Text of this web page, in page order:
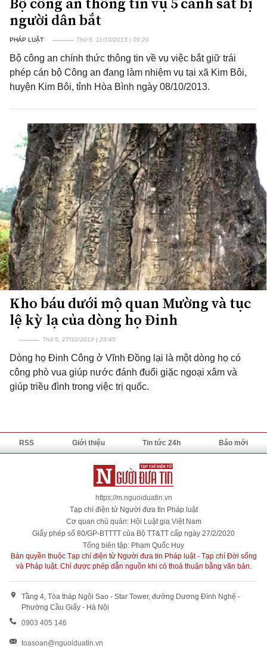
người dân bắt
PHÁP LUẬT Thứ 6, 11/10/2013 | 09:29
Bộ công an chính thức thông tin về vụ việc bắt giữ trái
phép cán bộ Công an đang làm nhiệm vụ tại xã Kim Bôi,
huyện Kim Bôi, tỉnh Hòa Bình ngày 08/10/2013.
Kho báu dưới mộ quan Mường và tục
lệ kỳ lạ của dòng họ Đinh
Thứ 5, 27/12/2012 | 23:45
Dòng họ Đinh Công ở Vĩnh Đồng lại là một dòng họ có
công phò vua giúp nước đánh đuổi giặc ngoại xâm và
giúp triều đình trong việc trị quốc.
RSS Giới thiệu Tin tức 24h Báo mới
https://m.nguoiduatin.vn
Tạp chí điện tử Người đưa tin Pháp luật
Cơ quan chủ quản: Hội Luật gia Việt Nam
Giấy phép số 80/GP-BTTTT của Bộ TT&TT cấp ngày 27/2/2020
Tổng biên tập: Phạm Quốc Huy
Bản quyền thuộc Tạp chí điện tử Người đưa tin Pháp luật - Tạp chí Đời sống
và Pháp luật. Chỉ được phép dẫn nguồn khi có thoả thuận bằng văn bản.
Tầng 4, Tòa tháp Ngôi Sao - Star Tower, đường Dương Đình Nghệ -
Phường Cầu Giấy - Hà Nội
0903 405 146
toasoan@nguoiduatin.vn